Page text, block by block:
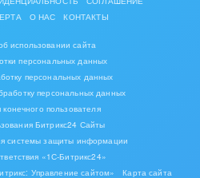
банки
О НАС КОНТАКТЫ
использовании сайта
персональных данных
персональных данных
персональных данных
пользователя
Битрикс24 Сайты
системы защиты информации
«1С-Битрикс24»
Управление сайтом»
Карта сайта